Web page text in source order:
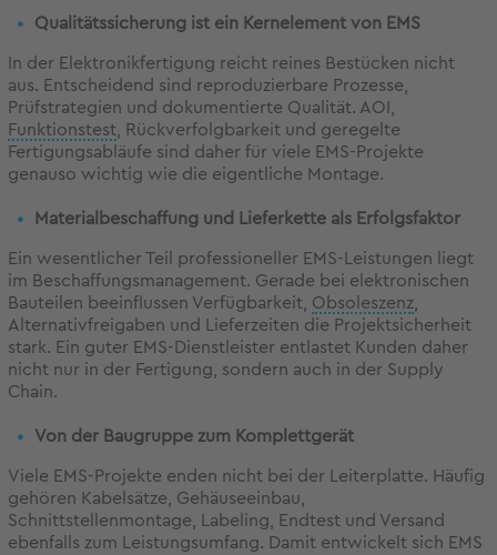
Qualitätssicherung ist ein Kernelement von EMS
In der Elektronikfertigung reicht reines Bestücken nicht
aus. Entscheidend sind reproduzierbare Prozesse,
Prüfstrategien und dokumentierte Qualität. AOI,
Funktionstest , Rückverfolgbarkeit und geregelte
Fertigungsabläufe sind daher für viele EMS-Projekte
genauso wichtig wie die eigentliche Montage.
Materialbeschaffung und Lieferkette als Erfolgsfaktor
Ein wesentlicher Teil professioneller EMS-Leistungen liegt
im Beschaffungsmanagement. Gerade bei elektronischen
Bauteilen beeinflussen Verfügbarkeit, Obsoleszenz
Alternativfreigaben und Lieferzeiten die Projektsicherheit
stark. Ein guter EMS-Dienstleister entlastet Kunden daher
nicht nur in der Fertigung, sondern auch in der Supply
Chain.
Von der Baugruppe zum Komplettgerät
Viele EMS-Projekte enden nicht bei der Leiterplatte. Häufig
gehören Kabelsätze, Gehäuseeinbau,
Schnittstellenmontage, Labeling, Endtest und Versand
ebenfalls zum Leistungsumfang. Damit entwickelt sich EMS